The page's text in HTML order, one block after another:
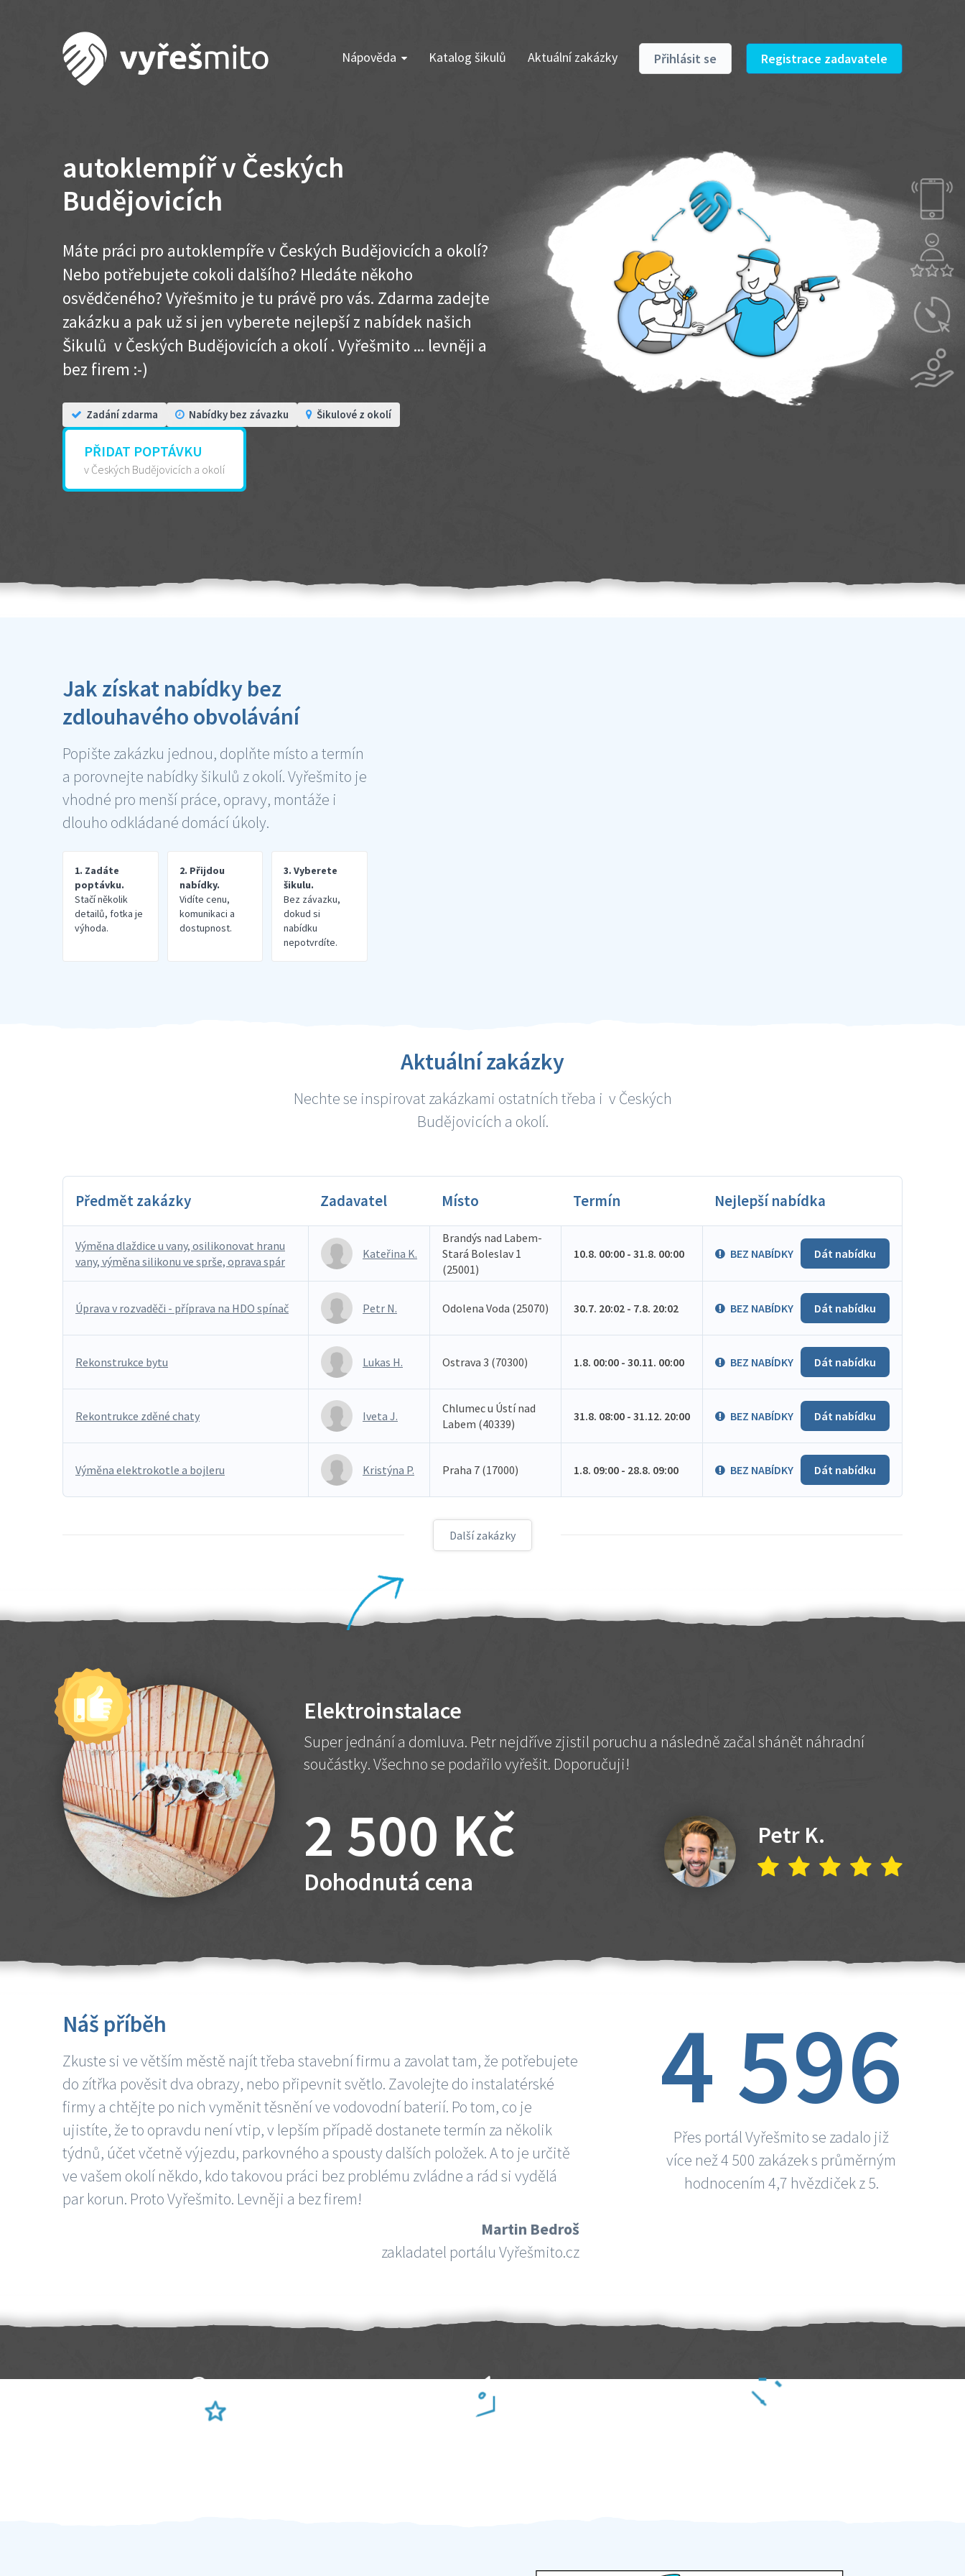
Nápověda Katalog šikulů Aktuální zakázky Přihlásit se Registrace zadavatele
autoklempíř v Českých
Budějovicích
Máte práci pro autoklempíře v Českých Budějovicích a okolí?
Nebo potřebujete cokoli dalšího? Hledáte někoho
osvědčeného? Vyřešmito je tu právě pro vás. Zdarma zadejte
zakázku a pak už si jen vyberete nejlepší z nabídek našich
Šikulů v Českých Budějovicích a okolí . Vyřešmito ... levněji a
bez firem :-)
Zadání zdarma Nabídky bez závazku Šikulové z okolí
PŘIDAT POPTÁVKU
v Českých Budějovicích a okolí
Jak získat nabídky bez
zdlouhavého obvolávání
Popište zakázku jednou, doplňte místo a termín
a porovnejte nabídky šikulů z okolí. Vyřešmito je
vhodné pro menší práce, opravy, montáže i
dlouho odkládané domácí úkoly.
1. Zadáte
poptávku.
Stačí několik
detailů, fotka je
výhoda.
2. Přijdou
nabídky.
Vidíte cenu,
komunikaci a
dostupnost.
3. Vyberete
šikulu.
Bez závazku,
dokud si
nabídku
nepotvrdíte.
Aktuální zakázky
Nechte se inspirovat zakázkami ostatních třeba i v Českých
Budějovicích a okolí.
Předmět zakázky Zadavatel Místo Termín Nejlepší nabídka
Výměna dlaždice u vany, osilikonovat hranu
vany, výměna silikonu ve sprše, oprava spár
Kateřina K.
Brandýs nad Labem-
Stará Boleslav 1
(25001)
10.8. 00:00 - 31.8. 00:00 BEZ NABÍDKY Dát nabídku
Úprava v rozvaděči - příprava na HDO spínač Petr N. Odolena Voda (25070) 30.7. 20:02 - 7.8. 20:02 BEZ NABÍDKY Dát nabídku
Rekonstrukce bytu Lukas H. Ostrava 3 (70300) 1.8. 00:00 - 30.11. 00:00 BEZ NABÍDKY Dát nabídku
Rekontrukce zděné chaty Iveta J.
Chlumec u Ústí nad
Labem (40339)
31.8. 08:00 - 31.12. 20:00 BEZ NABÍDKY Dát nabídku
Výměna elektrokotle a bojleru Kristýna P. Praha 7 (17000) 1.8. 09:00 - 28.8. 09:00 BEZ NABÍDKY Dát nabídku
Další zakázky
Elektroinstalace
Super jednání a domluva. Petr nejdříve zjistil poruchu a následně začal shánět náhradní
součástky. Všechno se podařilo vyřešit. Doporučuji!
2 500 Kč
Dohodnutá cena
Petr K.
Náš příběh
Zkuste si ve větším městě najít třeba stavební firmu a zavolat tam, že potřebujete
do zítřka pověsit dva obrazy, nebo připevnit světlo. Zavolejte do instalatérské
firmy a chtějte po nich vyměnit těsnění ve vodovodní baterií. Po tom, co je
ujistíte, že to opravdu není vtip, v lepším případě dostanete termín za několik
týdnů, účet včetně výjezdu, parkovného a spousty dalších položek. A to je určitě
ve vašem okolí někdo, kdo takovou práci bez problému zvládne a rád si vydělá
par korun. Proto Vyřešmito. Levněji a bez firem!
Martin Bedroš
zakladatel portálu Vyřešmito.cz
4 596
Přes portál Vyřešmito se zadalo již
více než 4 500 zakázek s průměrným
hodnocením 4,7 hvězdiček z 5.